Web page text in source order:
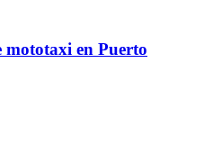
en Puerto